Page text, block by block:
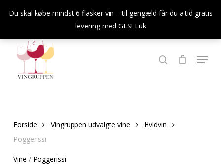
content
Menu
Forside Vingruppen udvalgte vine
Hvidvin
Poggerissi
Vine / Poggerissi
Menu
Du skal købe mindst 6 flasker vin – til gengæld får du altid gratis
levering med GLS! Luk